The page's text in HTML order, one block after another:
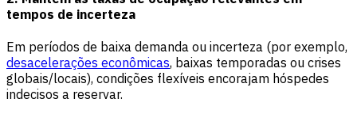
tempos de incerteza
Em períodos de baixa demanda ou incerteza (por exemplo,
desacelerações econômicas, baixas temporadas ou crises
globais/locais), condições flexíveis encorajam hóspedes
indecisos a reservar.